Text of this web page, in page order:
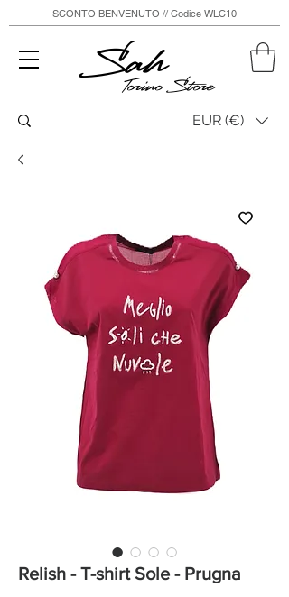
Sah
Torino Store
SCONTO BENVENUTO // Codice WLC10
EUR (€)
Relish - T-shirt Sole - Prugna